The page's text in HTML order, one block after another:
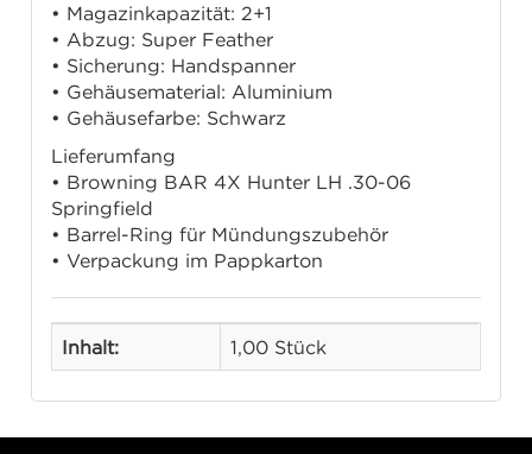
• Magazinkapazität: 2+1
• Abzug: Super Feather
• Sicherung: Handspanner
• Gehäusematerial: Aluminium
• Gehäusefarbe: Schwarz
Lieferumfang
• Browning BAR 4X Hunter LH .30-06
Springfield
• Barrel-Ring für Mündungszubehör
• Verpackung im Pappkarton
Inhalt: 1,00 Stück